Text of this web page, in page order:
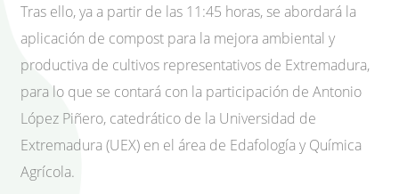
Tras ello, ya a partir de las 11:45 horas, se abordará la
aplicación de compost para la mejora ambiental y
productiva de cultivos representativos de Extremadura,
para lo que se contará con la participación de Antonio
López Piñero, catedrático de la Universidad de
Extremadura (UEX) en el área de Edafología y Química
Agrícola.